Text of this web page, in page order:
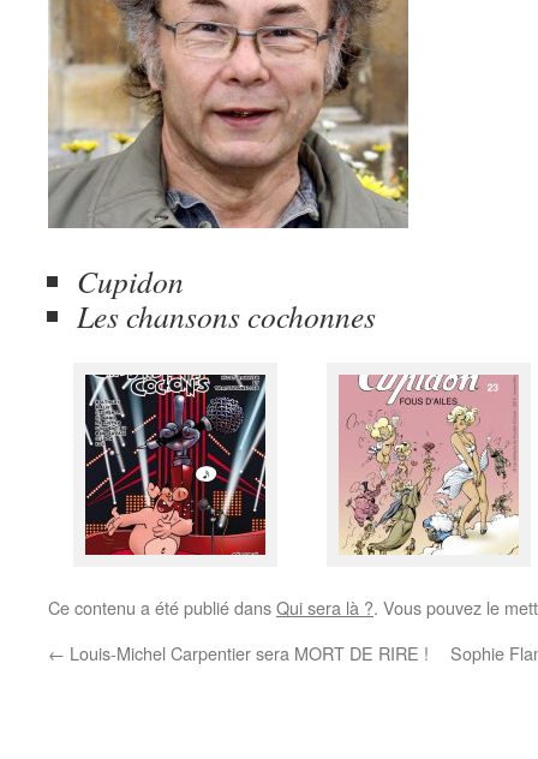
Cupidon
Les chansons cochonnes
Ce contenu a été publié dansQui sera là ?. Vous pouvez le
← Louis-Michel Carpentier sera MORT DE RIRE ! Sophie